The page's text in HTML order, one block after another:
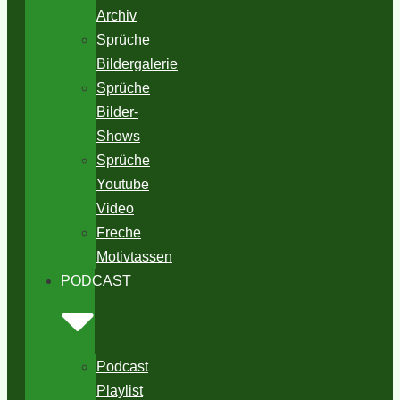
Archiv
Sprüche
Bildergalerie
Sprüche
Bilder-
Shows
Sprüche
Youtube
Video
Freche
Motivtassen
PODCAST
Podcast
Playlist